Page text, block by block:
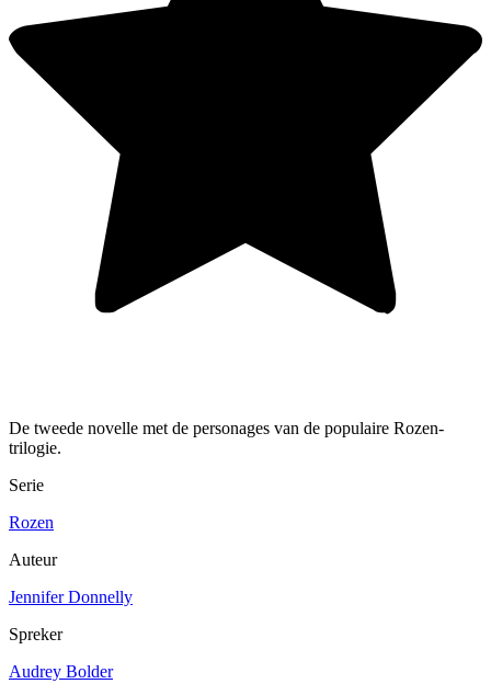
De tweede novelle met de personages van de populaire Rozen-
trilogie.
Serie
Rozen
Auteur
Jennifer Donnelly
Spreker
Audrey Bolder